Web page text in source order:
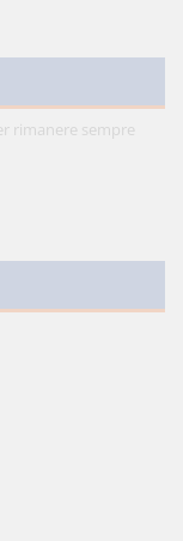
rimanere sempre